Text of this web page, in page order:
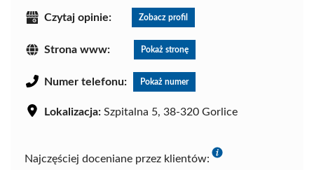
Czytaj opinie: Zobacz profil
Strona www: Pokaż stronę
Numer telefonu: Pokaż numer
Lokalizacja: Szpitalna 5, 38-320 Gorlice
Najczęściej doceniane przez klientów: